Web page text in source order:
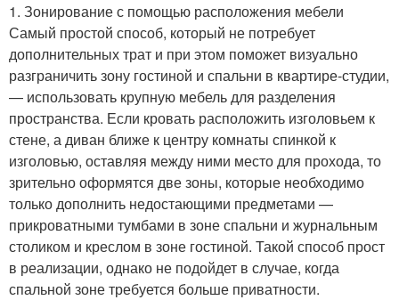
1. Зонирование с помощью расположения мебели
Самый простой способ, который не потребует
дополнительных трат и при этом поможет визуально
разграничить зону гостиной и спальни в квартире-студии,
— использовать крупную мебель для разделения
пространства. Если кровать расположить изголовьем к
стене, а диван ближе к центру комнаты спинкой к
изголовью, оставляя между ними место для прохода, то
зрительно оформятся две зоны, которые необходимо
только дополнить недостающими предметами —
прикроватными тумбами в зоне спальни и журнальным
столиком и креслом в зоне гостиной. Такой способ прост
в реализации, однако не подойдет в случае, когда
спальной зоне требуется больше приватности.